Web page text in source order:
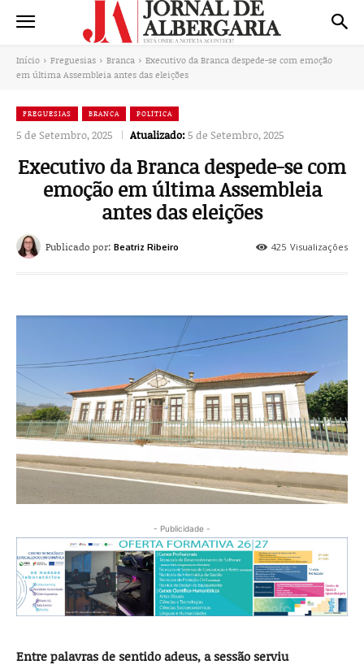
Início Freguesias Branca
Executivo da Branca despede-se com emoção
em última Assembleia antes das eleições
FREGUESIAS BRANCA POLÍTICA
5 de Setembro, 2025 Atualizado:5 de Setembro, 2025
Executivo da Branca despede-se com
emoção em última Assembleia
antes das eleições
425 Visualizações
Publicado por: Beatriz Ribeiro
- Publicidade -
Entre palavras de sentido adeus, a sessão serviu